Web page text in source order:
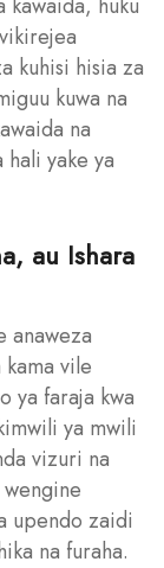
kuhisi hisia za
kuwa na
na
hali yake ya
au Ishara
anaweza
vile
ya faraja kwa
ya mwili
vizuri na
upendo zaidi
na furaha.